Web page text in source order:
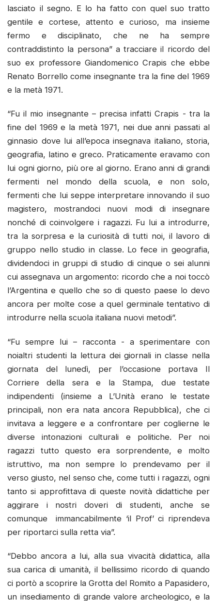
lasciato il segno. E lo ha fatto con quel suo tratto
gentile e cortese, attento e curioso, ma insieme
fermo e disciplinato, che ne ha sempre
contraddistinto la persona” a tracciare il ricordo del
suo ex professore Giandomenico Crapis che ebbe
Renato Borrello come insegnante tra la fine del 1969
e la metà 1971.
“Fu il mio insegnante – precisa infatti Crapis - tra la
fine del 1969 e la metà 1971, nei due anni passati al
ginnasio dove lui all’epoca insegnava italiano, storia,
geografia, latino e greco. Praticamente eravamo con
lui ogni giorno, più ore al giorno. Erano anni di grandi
fermenti nel mondo della scuola, e non solo,
fermenti che lui seppe interpretare innovando il suo
magistero, mostrandoci nuovi modi di insegnare
nonché di coinvolgere i ragazzi. Fu lui a introdurre,
tra la sorpresa e la curiosità di tutti noi, il lavoro di
gruppo nello studio in classe. Lo fece in geografia,
dividendoci in gruppi di studio di cinque o sei alunni
cui assegnava un argomento: ricordo che a noi toccò
l’Argentina e quello che so di questo paese lo devo
ancora per molte cose a quel germinale tentativo di
introdurre nella scuola italiana nuovi metodi”.
“Fu sempre lui – racconta - a sperimentare con
noialtri studenti la lettura dei giornali in classe nella
giornata del lunedì, per l’occasione portava Il
Corriere della sera e la Stampa, due testate
indipendenti (insieme a L’Unità erano le testate
principali, non era nata ancora Repubblica), che ci
invitava a leggere e a confrontare per coglierne le
diverse intonazioni culturali e politiche. Per noi
ragazzi tutto questo era sorprendente, e molto
istruttivo, ma non sempre lo prendevamo per il
verso giusto, nel senso che, come tutti i ragazzi, ogni
tanto si approfittava di queste novità didattiche per
aggirare i nostri doveri di studenti, anche se
comunque immancabilmente ‘il Prof’ ci riprendeva
per riportarci sulla retta via”.
“Debbo ancora a lui, alla sua vivacità didattica, alla
sua carica di umanità, il bellissimo ricordo di quando
ci portò a scoprire la Grotta del Romito a Papasidero,
un insediamento di grande valore archeologico, e la